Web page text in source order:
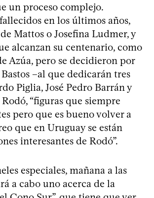
un proceso complejo.
en los últimos años,
Mattos o Josefina Ludmer, y
alcanzan su centenario, como
Azúa, pero se decidieron por
–al que dedicarán tres
Piglia, José Pedro Barrán y
“figuras que siempre
pero que es bueno volver a
que en Uruguay se están
interesantes de Rodó”.
especiales, mañana a las
a cabo uno acerca de la